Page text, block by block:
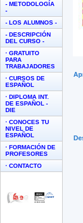
- METODOLOGÍA
-
- LOS ALUMNOS -
- DESCRIPCIÓN
DEL CURSO -
· GRATUITO
PARA
TRABAJADORES
· CURSOS DE
ESPAÑOL
· DIPLOMA INT.
DE ESPAÑOL -
DIE
· CONOCES TU
NIVEL DE
ESPAÑOL
· FORMACIÓN DE
PROFESORES
· CONTACTO